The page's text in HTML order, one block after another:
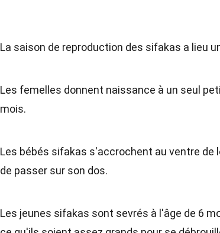
La saison de reproduction des sifakas a lieu
Les femelles donnent naissance à un seul
mois.
Les bébés sifakas s'accrochent au ventre
de passer sur son dos.
Les jeunes sifakas sont sevrés à l'âge de 6